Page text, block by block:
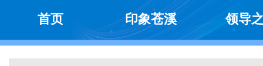
首页 印象苍溪 领导